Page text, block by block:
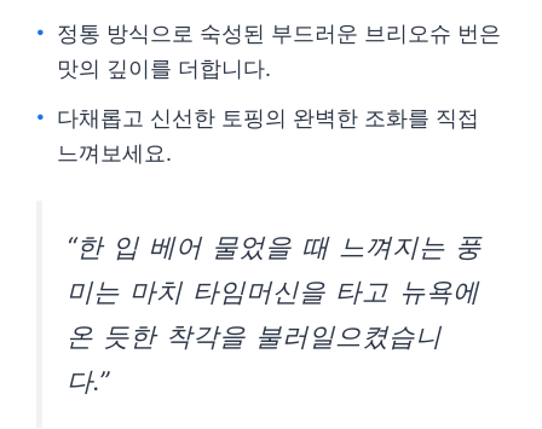
정통 방식으로 숙성된 부드러운 브리오슈 번은
맛의 깊이를 더합니다.
다채롭고 신선한 토핑의 완벽한 조화를 직접
느껴보세요.
“한 입 베어 물었을 때 느껴지는 풍
미는 마치 타임머신을 타고 뉴욕에
온 듯한 착각을 불러일으켰습니
다.”